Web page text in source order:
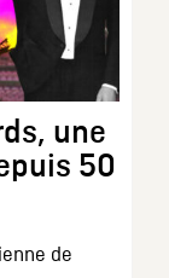
une
50
de